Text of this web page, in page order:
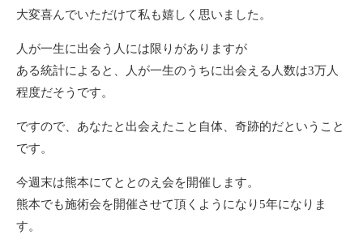
大変喜んでいただけて私も嬉しく思いました。
人が一生に出会う人には限りがありますが
ある統計によると、人が一生のうちに出会える人数は3万人
程度だそうです。
ですので、あなたと出会えたこと自体、奇跡的だということ
です。
今週末は熊本にてととのえ会を開催します。
熊本でも施術会を開催させて頂くようになり5年になりま
す。